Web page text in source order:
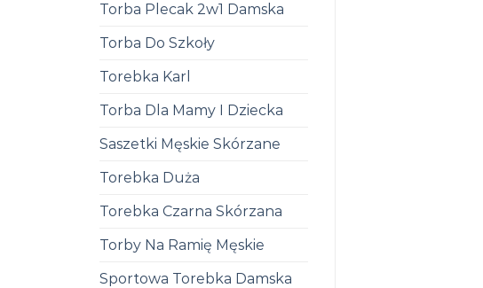
Torba Plecak 2w1 Damska
Torba Do Szkoły
Torebka Karl
Torba Dla Mamy I Dziecka
Saszetki Męskie Skórzane
Torebka Duża
Torebka Czarna Skórzana
Torby Na Ramię Męskie
Sportowa Torebka Damska